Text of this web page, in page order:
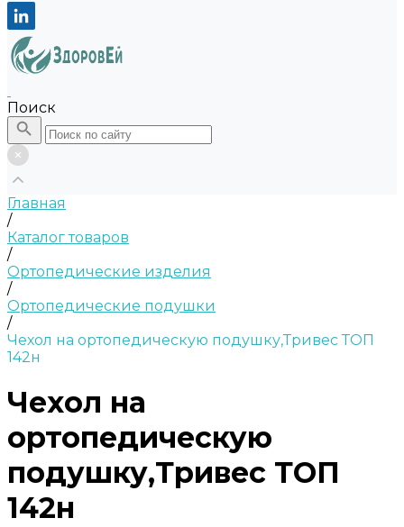
Поиск
Главная
/
Каталог товаров
/
Ортопедические изделия
/
Ортопедические подушки
/
Чехол на ортопедическую подушку,Тривес ТОП
142н
Чехол на
ортопедическую
подушку,Тривес ТОП
142н